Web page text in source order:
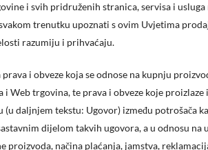
i svih pridruženih stranica, servisa i
trenutku upoznati s ovim Uvjetima
razumiju i prihvaćaju.
i obveze koja se odnose na kupnju
Web trgovina, te prava i obveze koje proizlaze
daljnjem tekstu: Ugovor) između potrošača
dijelom takvih ugovora, a u odnosu na
proizvoda, načina plaćanja, jamstva,